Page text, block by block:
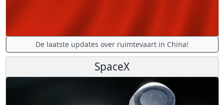
De laatste updates over ruimtevaart in China!
SpaceX